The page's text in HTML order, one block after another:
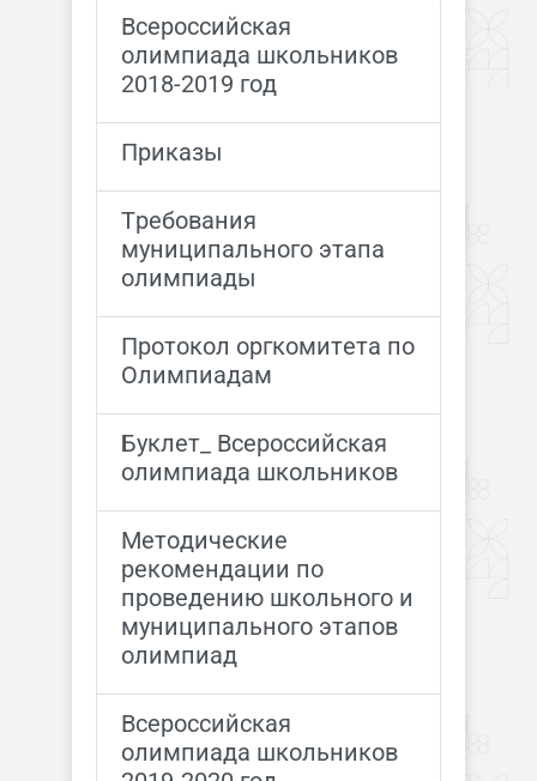
Всероссийская
олимпиада школьников
2018-2019 год
Приказы
Требования
муниципального этапа
олимпиады
Протокол оргкомитета по
Олимпиадам
Буклет_ Всероссийская
олимпиада школьников
Методические
рекомендации по
проведению школьного и
муниципального этапов
олимпиад
Всероссийская
олимпиада школьников